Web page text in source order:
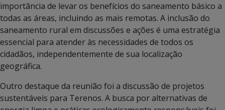
importância de levar os benefícios do saneamento básico a
todas as áreas, incluindo as mais remotas. A inclusão do
saneamento rural em discussões e ações é uma estratégia
essencial para atender às necessidades de todos os
cidadãos, independentemente de sua localização
geográfica.
Outro destaque da reunião foi a discussão de projetos
sustentáveis para Terenos. A busca por alternativas de